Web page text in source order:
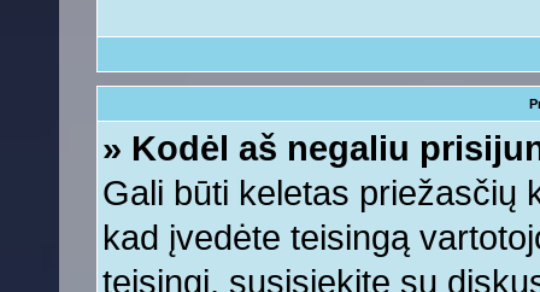
» Kodėl aš negaliu
Gali būti keletas priežasčių
kad įvedėte teisingą
teisingi, susisiekite su